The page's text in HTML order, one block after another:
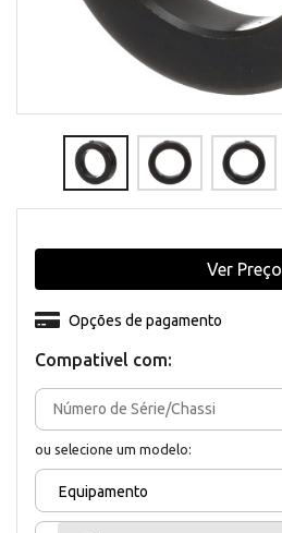
Compativel com:
ou selecione um modelo:
Equipamento
Opções de pagamento
Ver Preço